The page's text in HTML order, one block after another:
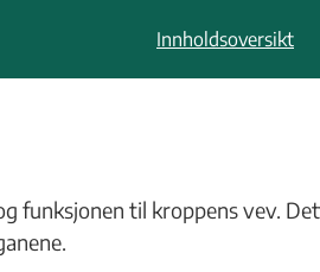
Innholdsoversikt
funksjonen til kroppens vev.